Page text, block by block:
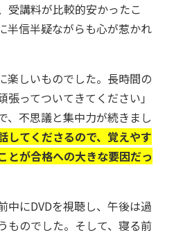
受講料が比較的安かったこ
半信半疑ながらも心が惹かれ
楽しいものでした。長時間の
ってついてきてください」
、不思議と集中力が続きまし
してくださるので、覚えやす
とが合格への大きな要因だっ
中にDVDを視聴し、午後は過
ものでした。そして、寝る前